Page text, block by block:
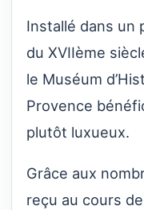
Installé dans un
du XVIIème
le Muséum
Provence
plutôt luxueux.
Grâce aux
reçu au cours